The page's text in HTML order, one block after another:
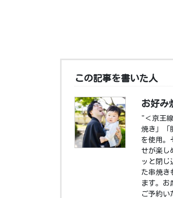
この記事を書いた人
お好み
"＜京王
焼き」「
を使用。
せが楽し
ッと閉じ
た串焼き
ます。お
ご予約い